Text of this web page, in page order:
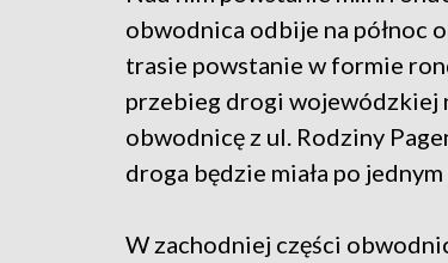
obwodnica odbije na północ
trasie powstanie w formie
przebieg drogi wojewódzkiej
obwodnicę z ul. Rodziny
droga będzie miała po
W zachodniej części